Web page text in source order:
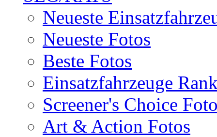
Neueste
Neueste Fotos
Beste Fotos
Einsatzfahrzeuge
Screener's Choice
Art & Action Fotos